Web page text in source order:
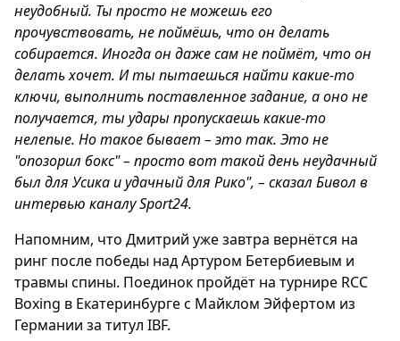
неудобный. Ты просто не можешь его
прочувствовать, не поймёшь, что он делать
собирается. Иногда он даже сам не поймёт, что он
делать хочет. И ты пытаешься найти какие-то
ключи, выполнить поставленное задание, а оно не
получается, ты удары пропускаешь какие-то
нелепые. Но такое бывает – это так. Это не
"опозорил бокс" – просто вот такой день неудачный
был для Усика и удачный для Рико", – сказал Бивол в
интервью каналу Sport24.
Напомним, что Дмитрий уже завтра вернётся на
ринг после победы над Артуром Бетербиевым и
травмы спины. Поединок пройдёт на турнире RCC
Boxing в Екатеринбурге с Майклом Эйфертом из
Германии за титул IBF.